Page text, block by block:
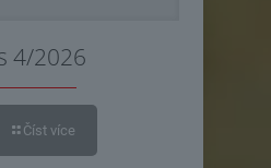
4/2026
Číst více